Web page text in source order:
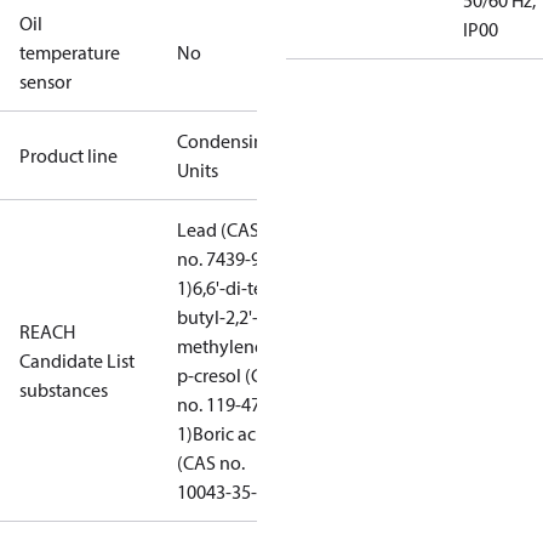
Oil
temperature
sensor
No
Product line
Condensing
Units
REACH
Candidate List
substances
Lead (CAS
no. 7439-92-
1)6,6'-di-tert-
butyl-2,2'-
methylenedi-
p-cresol (CAS
no. 119-47-
1)Boric acid
(CAS no.
10043-35-3)
IP00